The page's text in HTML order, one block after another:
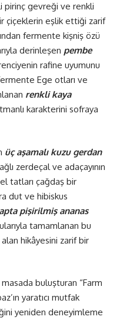
pirinç gevreği ve renkli
çiçeklerin eşlik ettiği zarif
fermente kişniş özü
derinleşen pembe
rafine uyumunu
Ege otları ve
renkli kaya
karakterini sofraya
üç aşamalı kuzu gerdan
zerdeçal ve adaçayının
tatları çağdaş bir
dut ve hibiskus
pişirilmiş ananas
tamamlanan bu
hikâyesini zarif bir
buluşturan “Farm
yaratıcı mutfak
yeniden deneyimleme